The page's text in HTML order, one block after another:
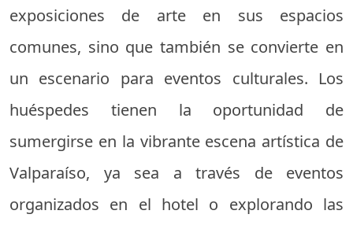
exposiciones de arte en sus espacios
comunes, sino que también se convierte en
un escenario para eventos culturales. Los
huéspedes tienen la oportunidad de
sumergirse en la vibrante escena artística de
Valparaíso, ya sea a través de eventos
organizados en el hotel o explorando las